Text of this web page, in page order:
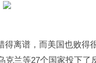
得离谱，而美国也败得
克兰等27个国家投下了